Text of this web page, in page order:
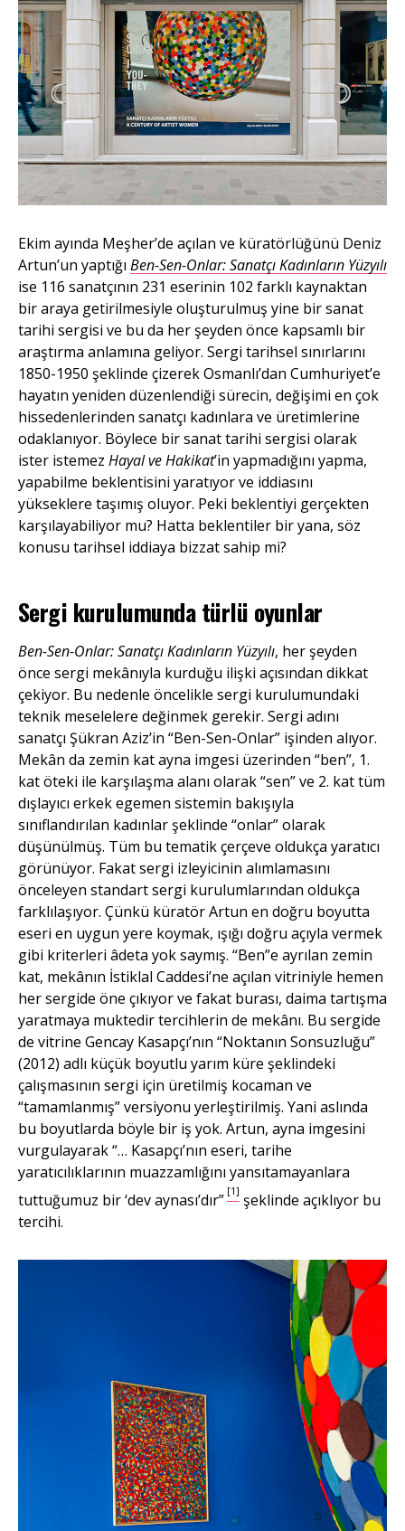
Ekim ayında Meşher’de açılan ve küratörlüğünü Deniz
Artun’un yaptığı Ben-Sen-Onlar: Sanatçı Kadınların Yüzyılı
ise 116 sanatçının 231 eserinin 102 farklı kaynaktan
bir araya getirilmesiyle oluşturulmuş yine bir sanat
tarihi sergisi ve bu da her şeyden önce kapsamlı bir
araştırma anlamına geliyor. Sergi tarihsel sınırlarını
1850-1950 şeklinde çizerek Osmanlı’dan Cumhuriyet’e
hayatın yeniden düzenlendiği sürecin, değişimi en çok
hissedenlerinden sanatçı kadınlara ve üretimlerine
odaklanıyor. Böylece bir sanat tarihi sergisi olarak
ister istemez Hayal ve Hakikat’in yapmadığını yapma,
yapabilme beklentisini yaratıyor ve iddiasını
yükseklere taşımış oluyor. Peki beklentiyi gerçekten
karşılayabiliyor mu? Hatta beklentiler bir yana, söz
konusu tarihsel iddiaya bizzat sahip mi?
Sergi kurulumundatürlü oyunlar
Ben-Sen-Onlar: Sanatçı Kadınların Yüzyılı, her şeyden
önce sergi mekânıyla kurduğu ilişki açısından dikkat
çekiyor. Bu nedenle öncelikle sergi kurulumundaki
teknik meselelere değinmek gerekir. Sergi adını
sanatçı Şükran Aziz’in “Ben-Sen-Onlar” işinden alıyor.
Mekân da zemin kat ayna imgesi üzerinden “ben”, 1.
kat öteki ile karşılaşma alanı olarak “sen” ve 2. kat tüm
dışlayıcı erkek egemen sistemin bakışıyla
sınıflandırılan kadınlar şeklinde “onlar” olarak
düşünülmüş. Tüm bu tematik çerçeve oldukça yaratıcı
görünüyor. Fakat sergi izleyicinin alımlamasını
önceleyen standart sergi kurulumlarından oldukça
farklılaşıyor. Çünkü küratör Artun en doğru boyutta
eseri en uygun yere koymak, ışığı doğru açıyla vermek
gibi kriterleri âdeta yok saymış. “Ben”e ayrılan zemin
kat, mekânın İstiklal Caddesi’ne açılan vitriniyle hemen
her sergide öne çıkıyor ve fakat burası, daima tartışma
yaratmaya muktedir tercihlerin de mekânı. Bu sergide
de vitrine Gencay Kasapçı’nın “Noktanın Sonsuzluğu”
(2012) adlı küçük boyutlu yarım küre şeklindeki
çalışmasının sergi için üretilmiş kocaman ve
“tamamlanmış” versiyonu yerleştirilmiş. Yani aslında
bu boyutlarda böyle bir iş yok. Artun, ayna imgesini
vurgulayarak “… Kasapçı’nın eseri, tarihe
yaratıcılıklarının muazzamlığını yansıtamayanlara
tuttuğumuz bir ‘dev aynası’dır” [1] şeklinde açıklıyor bu
tercihi.